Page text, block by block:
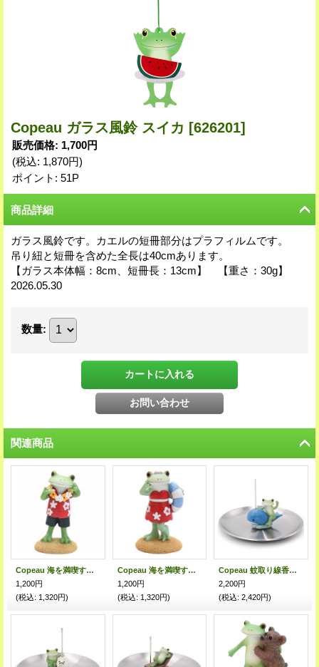
Copeau ガラス風鈴 スイカ [626201]
販売価格: 1,700円
(税込: 1,870円)
ポイント: 51P
商品詳細
ガラス風鈴です。カエルの短冊部分はプラフィルムです。
吊り紐と短冊を含めた全長は40cmあります。
【ガラス本体幅：8cm、短冊長：13cm】 【重さ：30g】
2026.05.30
数量:
関連商品
Copeau 海を満喫するカエル
1,200円
(税込: 1,320円)
Copeau 海を満喫するコポミ
1,200円
(税込: 1,320円)
Copeau 蚊取り線香スタンド 潮吹きクジラ
2,200円
(税込: 2,420円)